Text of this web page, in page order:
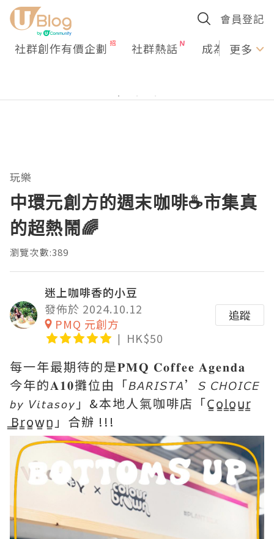
會員登記
社群創作有價企劃 社群熱話 成為U更多
玩樂
中環元創方的週末咖啡☕️市集真
的超熱鬧🌈
瀏覽次數:389
迷上咖啡香的小豆
發佈於 2024.10.12
PMQ 元創方
HK$50
追蹤
每一年最期待的是𝐏𝐌𝐐 𝐂𝐨𝐟𝐟𝐞𝐞 𝐀𝐠𝐞𝐧𝐝𝐚
今年的𝐀𝟏𝟎攤位由「𝘉𝘈𝘙𝘐𝘚𝘛𝘈’𝘚 𝘊𝘏𝘖𝘐𝘊𝘌
𝘣𝘺 𝘝𝘪𝘵𝘢𝘴𝘰𝘺」&本地人氣咖啡店「C͇o͇l͇o͇u͇r͇
͇B͇r͇o͇w͇n͇」合辦 !!!